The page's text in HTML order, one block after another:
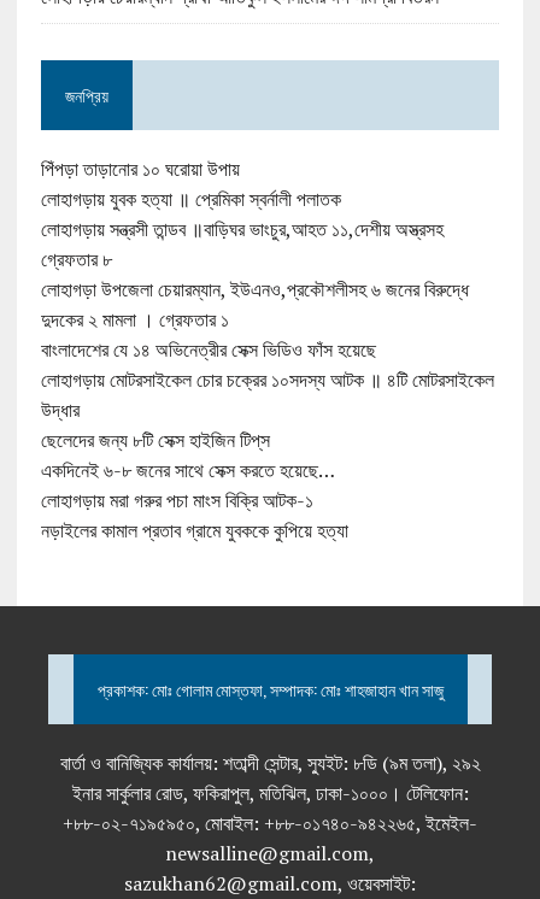
জনপ্রিয়
পিঁপড়া তাড়ানোর ১০ ঘরোয়া উপায়
লোহাগড়ায় যুবক হত্যা ॥ প্রেমিকা স্বর্নালী পলাতক
লোহাগড়ায় সন্ত্রসী তান্ডব ॥বাড়িঘর ভাংচুর,আহত ১১,দেশীয় অস্ত্রসহ
গ্রেফতার ৮
লোহাগড়া উপজেলা চেয়ারম্যান, ইউএনও,প্রকৌশলীসহ ৬ জনের বিরুদ্ধে
দুদকের ২ মামলা । গ্রেফতার ১
বাংলাদেশের যে ১৪ অভিনেত্রীর সেক্স ভিডিও ফাঁস হয়েছে
লোহাগড়ায় মোটরসাইকেল চোর চক্রের ১০সদস্য আটক ॥ ৪টি মোটরসাইকেল
উদ্ধার
ছেলেদের জন্য ৮টি সেক্স হাইজিন টিপ্‌স
একদিনেই ৬-৮ জনের সাথে সেক্স করতে হয়েছে…
লোহাগড়ায় মরা গরুর পচা মাংস বিক্রি আটক-১
নড়াইলের কামাল প্রতাব গ্রামে যুবককে কুপিয়ে হত্যা
প্রকাশক: মোঃ গোলাম মোস্তফা, সম্পাদক: মোঃ শাহজাহান খান সাজু
বার্তা ও বানিজ্যিক কার্যালয়: শতাব্দী সেন্টার, স্যুইট: ৮ডি (৯ম তলা), ২৯২
ইনার সার্কুলার রোড, ফকিরাপুল, মতিঝিল, ঢাকা-১০০০। টেলিফোন:
+৮৮-০২-৭১৯৫৯৫০, মোবাইল: +৮৮-০১৭৪০-৯৪২২৬৫, ইমেইল-
newsalline@gmail.com,
sazukhan62@gmail.com, ওয়েবসাইট: